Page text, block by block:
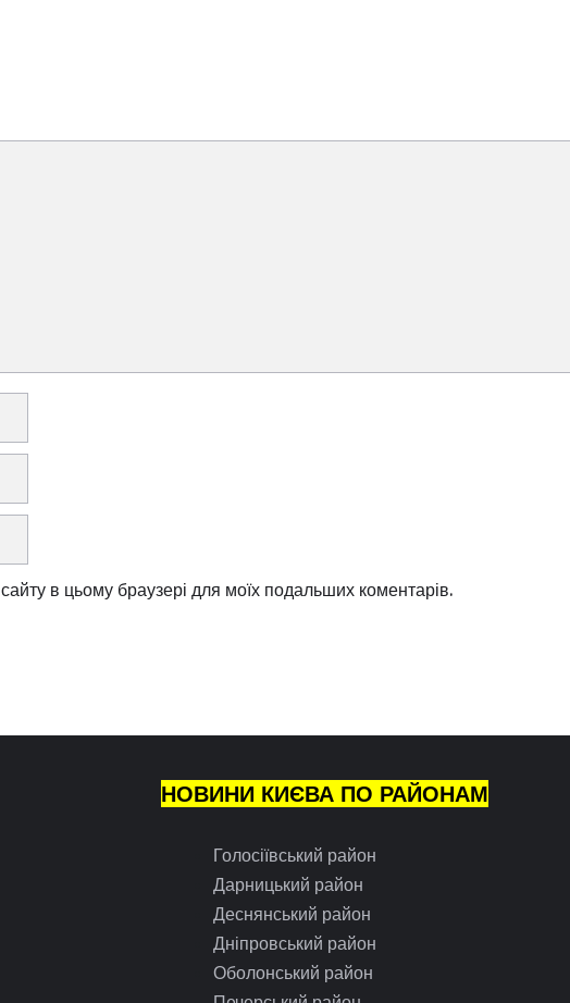
в цьому браузері для моїх подальших коментарів.
НОВИНИ КИЄВА ПО РАЙОНАМ
Голосіївський район
Дарницький район
Деснянський район
Дніпровський район
Оболонський район